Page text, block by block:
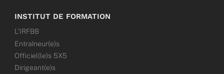
INSTITUT DE FORMATION
L’IRFBB
Entraîneur(e)s
Officiel(le)s 5X5
Dirigeant(e)s